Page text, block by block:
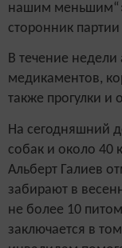
нашим
сторонник
В течение недели
медикаментов,
также прогулки
На сегодняшний
собак и около 40
Альберт Галиев
забирают в
не более 10
заключается в